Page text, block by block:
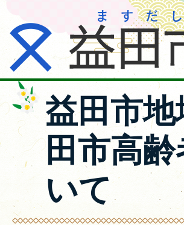
益田市
田市高
いて